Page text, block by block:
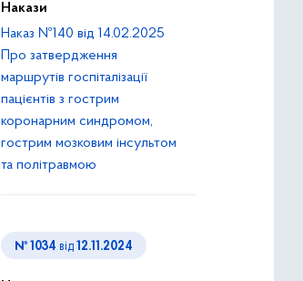
Накази
Наказ №140 від 14.02.2025
Про затвердження
маршрутів госпіталізації
пацієнтів з гострим
коронарним синдромом,
гострим мозковим інсультом
та політравмою
№ 1034 від 12.11.2024